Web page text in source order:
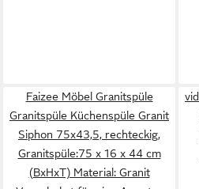
Faizee Möbel Granitspüle
Granitspüle Küchenspüle Granit
Siphon 75x43,5, rechteckig,
Granitspüle:75 x 16 x 44 cm
(BxHxT) Material: Granit